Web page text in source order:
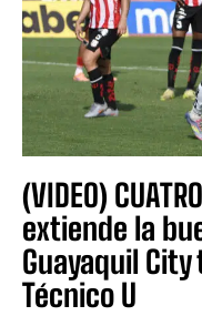
(VIDEO)
extiende la
Guayaquil
Técnico U